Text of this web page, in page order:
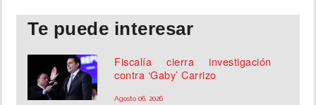
Te puede interesar
Fiscalía cierra investigación
contra ‘Gaby’ Carrizo
Agosto 06, 2026